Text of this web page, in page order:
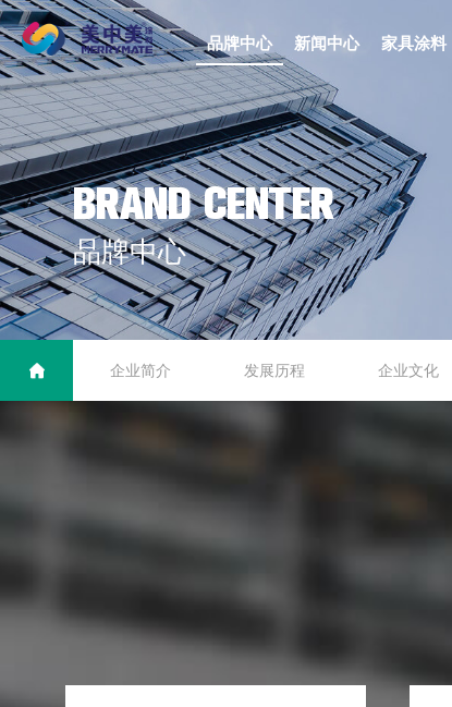
品牌中心 新闻中心 家具涂料
BRAND CENTER
品牌中心
企业简介 发展历程 企业文化